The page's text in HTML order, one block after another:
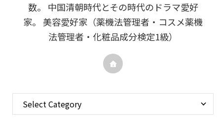
数。 中国清朝時代とその時代のドラマ愛好
家。 美容愛好家（薬機法管理者・コスメ薬機
法管理者・化粧品成分検定1級）